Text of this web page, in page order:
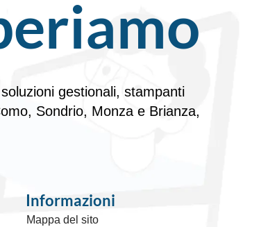
gestionali, stampanti
Sondrio, Monza e Brianza,
Informazioni
Mappa del sito